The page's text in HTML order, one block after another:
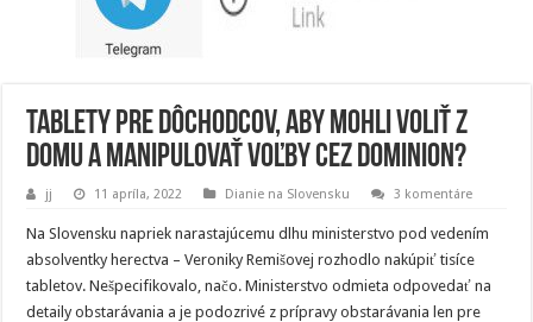
Tablety pre dôchodcov, aby mohli voliť z
domu a manipulovať voľby cez Dominion?
jj 11 apríla, 2022 Dianie na Slovensku 3 komentáre
Na Slovensku napriek narastajúcemu dlhu ministerstvo pod vedením
absolventky herectva – Veroniky Remišovej rozhodlo nakúpiť tisíce
tabletov. Nešpecifikovalo, načo. Ministerstvo odmieta odpovedať na
detaily obstarávania a je podozrivé z prípravy obstarávania len pre